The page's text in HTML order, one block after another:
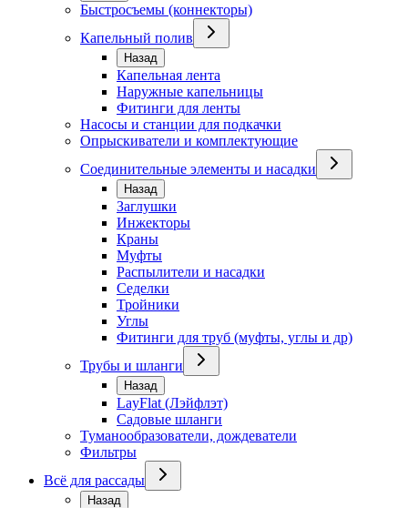
Быстросъемы (коннекторы)
Капельный полив
Назад
Капельная лента
Наружные капельницы
Фитинги для ленты
Насосы и станции для подкачки
Опрыскиватели и комплектующие
Соединительные элементы и насадки
Назад
Заглушки
Инжекторы
Краны
Муфты
Распылители и насадки
Седелки
Тройники
Углы
Фитинги для труб (муфты, углы и др)
Трубы и шланги
Назад
LayFlat (Лэйфлэт)
Садовые шланги
Туманообразователи, дождеватели
Фильтры
Всё для рассады
Назад